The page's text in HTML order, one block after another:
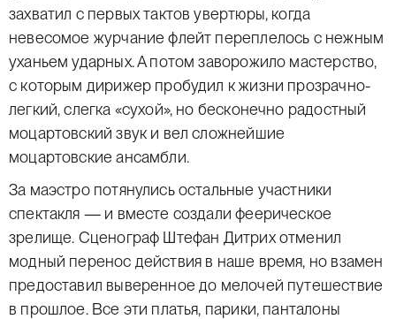
захватил с первых тактов увертюры, когда
невесомое журчание флейт переплелось с нежным
уханьем ударных. А потом заворожило мастерство,
с которым дирижер пробудил к жизни прозрачно-
легкий, слегка «сухой», но бесконечно радостный
моцартовский звук и вел сложнейшие
моцартовские ансамбли.
За маэстро потянулись остальные участники
спектакля — и вместе создали феерическое
зрелище. Сценограф Штефан Дитрих отменил
модный перенос действия в наше время, но взамен
предоставил выверенное до мелочей путешествие
в прошлое. Все эти платья, парики, панталоны